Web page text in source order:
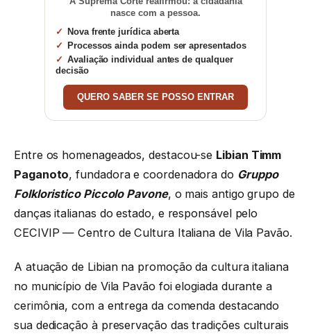
nasce com a pessoa.
Nova frente jurídica aberta
Processos ainda podem ser apresentados
Avaliação individual antes de qualquer
decisão
QUERO SABER SE POSSO ENTRAR
Entre os homenageados, destacou-se Libian Timm
Paganoto, fundadora e coordenadora do Gruppo
Folkloristico Piccolo Pavone, o mais antigo grupo de
danças italianas do estado, e responsável pelo
CECIVIP — Centro de Cultura Italiana de Vila Pavão.
A atuação de Libian na promoção da cultura italiana
no município de Vila Pavão foi elogiada durante a
cerimônia, com a entrega da comenda destacando
sua dedicação à preservação das tradições culturais